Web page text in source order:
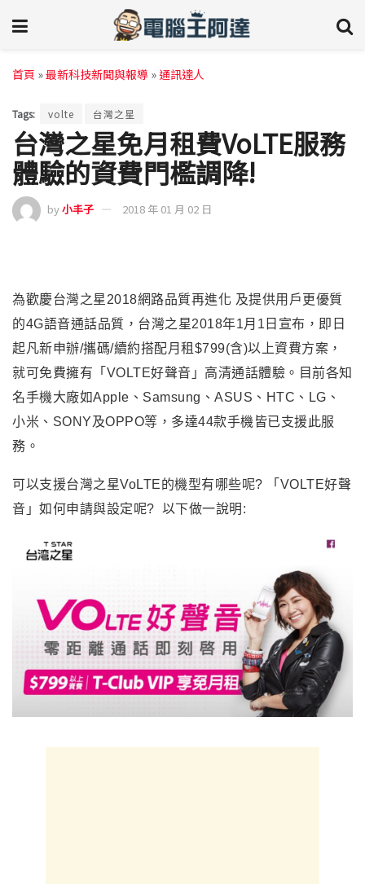
首頁 »最新科技新聞與報導 »通訊達人
Tags: volte 台灣之星
台灣之星免月租費VoLTE服務
體驗的資費門檻調降!
by小丰子 2018 年 01 月 02 日
為歡慶台灣之星2018網路品質再進化 及提供用戶更優質
的4G語音通話品質，台灣之星2018年1月1日宣布，即日
起凡新申辦/攜碼/續約搭配月租$799(含)以上資費方案，
就可免費擁有「VOLTE好聲音」高清通話體驗。目前各知
名手機大廠如Apple、Samsung、ASUS、HTC、LG、
小米、SONY及OPPO等，多達44款手機皆已支援此服
務。
可以支援台灣之星VoLTE的機型有哪些呢? 「VOLTE好聲
音」如何申請與設定呢? 以下做一說明: